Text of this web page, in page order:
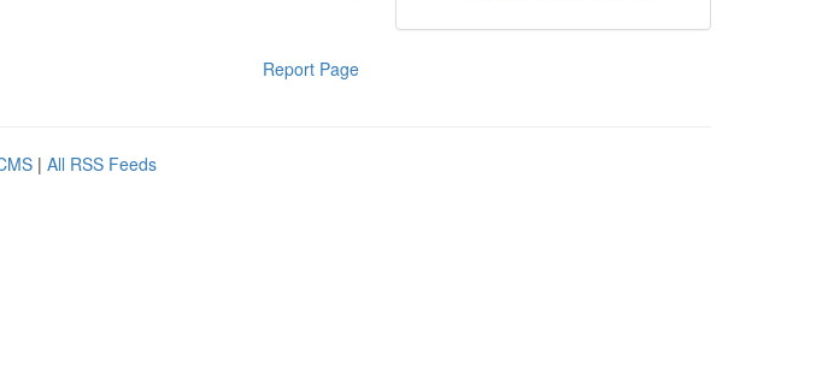
Report Page
| All RSS Feeds